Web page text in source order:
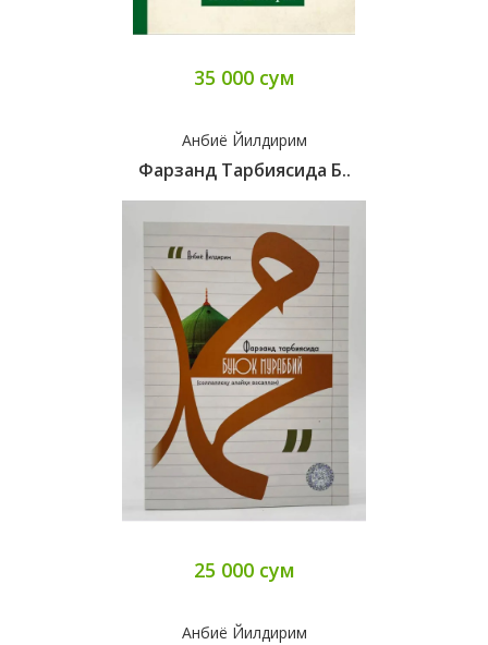
35 000 сум
Анбиё Йилдирим
Фарзанд Тарбиясида Б..
25 000 сум
Анбиё Йилдирим